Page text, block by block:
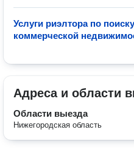
Услуги риэлтора по
коммерческой
Адреса и области
Области выезда
Нижегородская область